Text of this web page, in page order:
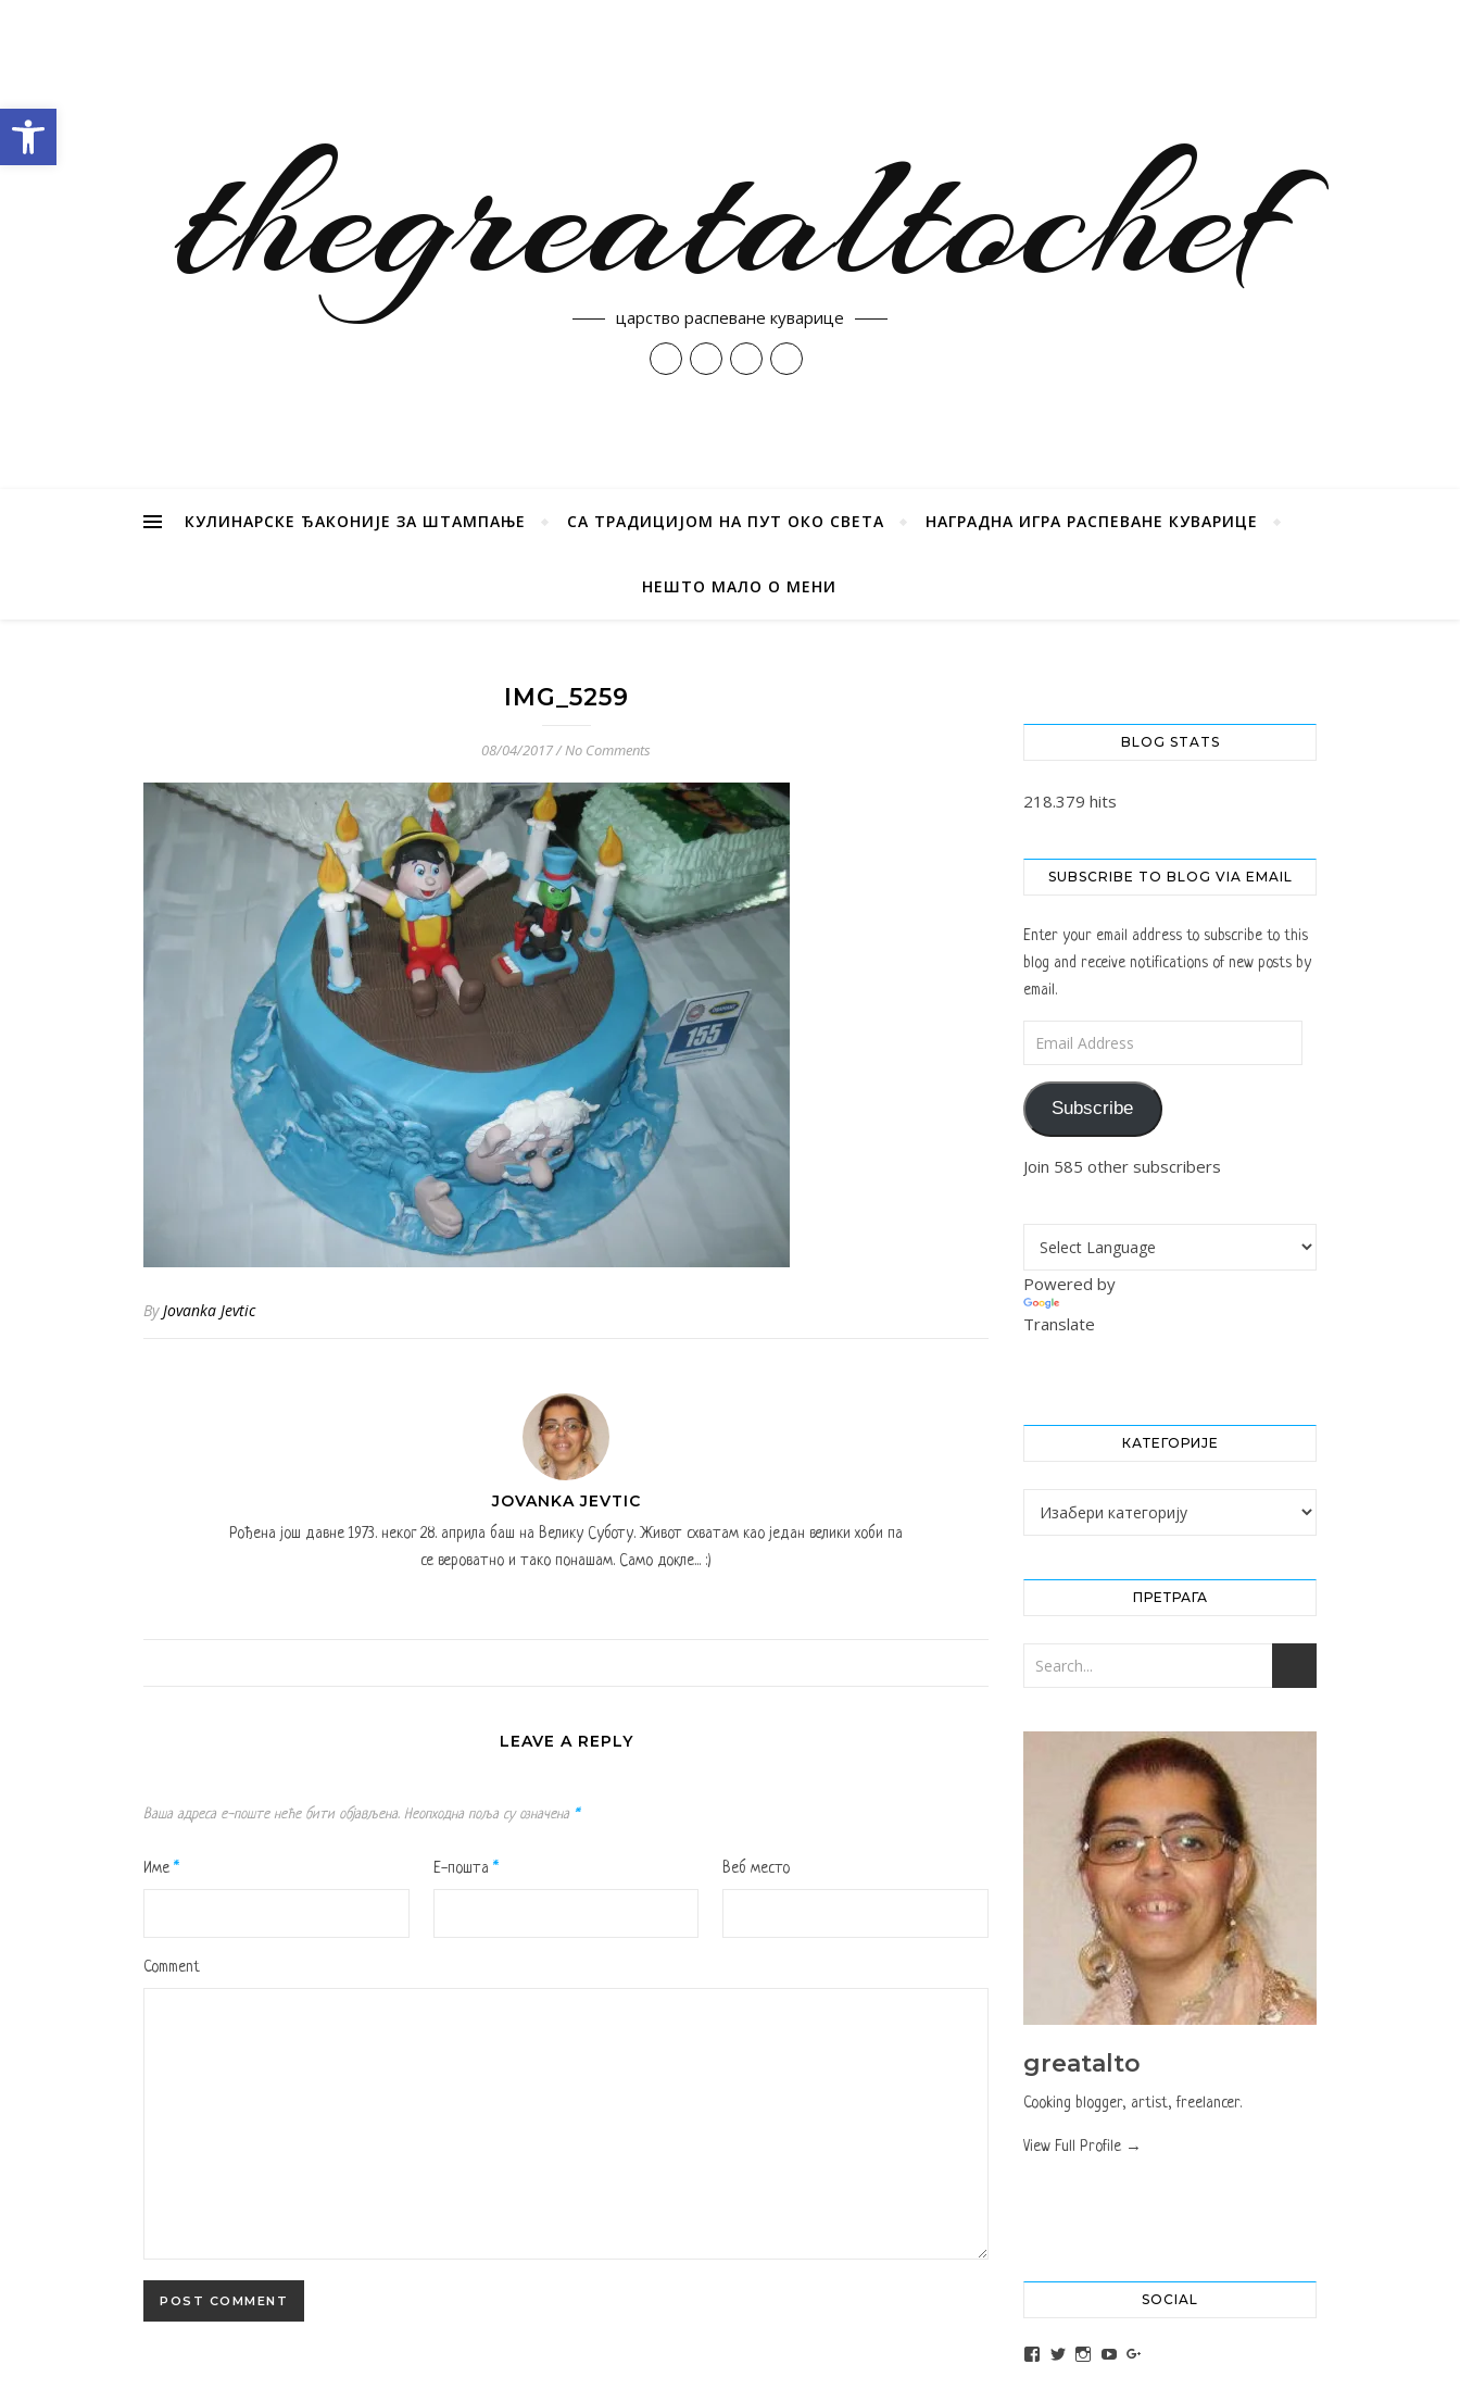
thegreataltochef
царство распеване куварице
КУЛИНАРСКЕ ЂАКОНИЈЕ ЗА ШТАМПАЊЕ СА ТРАДИЦИЈОМ НА ПУТ ОКО СВЕТА НАГРАДНА ИГРА РАСПЕВАНЕ КУВАРИЦЕ
НЕШТО МАЛО О МЕНИ
IMG_5259
08/04/2017/No Comments
ByJovanka Jevtic
JOVANKA JEVTIC
Рођена још давне 1973. неког 28. априла баш на Велику Суботу. Живот схватам као један велики хоби па
се вероватно и тако понашам. Само докле... :)
LEAVE A REPLY
Ваша адреса е-поште неће бити објављена. Неопходна поља су означена *
Име * Е-пошта * Веб место
Comment
BLOG STATS
218.379 hits
SUBSCRIBE TO BLOG VIA EMAIL
Enter your email address to subscribe to this
blog and receive notifications of new posts by
email.
Subscribe
Join 585 other subscribers
Powered by
Translate
КАТЕГОРИЈЕ
Категорије
ПРЕТРАГА
greatalto
Cooking blogger, artist, freelancer.
View Full Profile →
SOCIAL
View altochef’s profile on Facebook
View jovancica73’s profile on Twitter
View jovancica73’s profile on Instagram
View jovancica73’s profile on YouTube
Open toolbar